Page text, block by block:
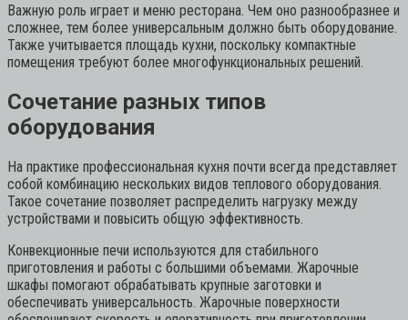
Важную роль играет и меню ресторана. Чем оно разнообразнее и
сложнее, тем более универсальным должно быть оборудование.
Также учитывается площадь кухни, поскольку компактные
помещения требуют более многофункциональных решений.
Сочетание разных типов
оборудования
На практике профессиональная кухня почти всегда представляет
собой комбинацию нескольких видов теплового оборудования.
Такое сочетание позволяет распределить нагрузку между
устройствами и повысить общую эффективность.
Конвекционные печи используются для стабильного
приготовления и работы с большими объемами. Жарочные
шкафы помогают обрабатывать крупные заготовки и
обеспечивать универсальность. Жарочные поверхности